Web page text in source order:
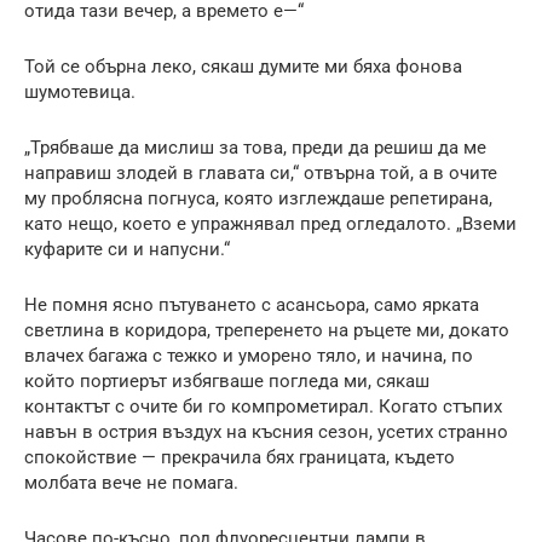
отида тази вечер, а времето е—“
Той се обърна леко, сякаш думите ми бяха фонова
шумотевица.
„Трябваше да мислиш за това, преди да решиш да ме
направиш злодей в главата си,“ отвърна той, а в очите
му проблясна погнуса, която изглеждаше репетирана,
като нещо, което е упражнявал пред огледалото. „Вземи
куфарите си и напусни.“
Не помня ясно пътуването с асансьора, само ярката
светлина в коридора, треперенето на ръцете ми, докато
влачех багажа с тежко и уморено тяло, и начина, по
който портиерът избягваше погледа ми, сякаш
контактът с очите би го компрометирал. Когато стъпих
навън в острия въздух на късния сезон, усетих странно
спокойствие — прекрачила бях границата, където
молбата вече не помага.